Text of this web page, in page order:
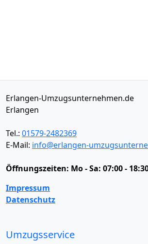
Erlangen-Umzugsunternehmen.de
Erlangen
Tel.: 01579-2482369
E-Mail: info@erlangen-
Öffnungszeiten: Mo - Sa: 07:00 -
Impressum
Datenschutz
Umzugsservice